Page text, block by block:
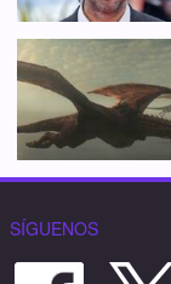
SÍGUENOS